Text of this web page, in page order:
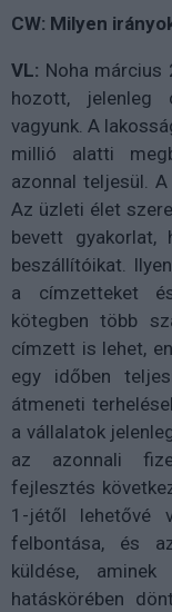
CW: Milyen
VL: Noha március
hozott, jelenleg
vagyunk. A
millió alatti
azonnal teljesül.
Az üzleti élet
bevett
beszállítóikat.
a címzetteket
kötegben több
címzett is lehet,
egy időben
átmeneti
a vállalatok
az azonnali
fejlesztés
1-jétől lehetővé
felbontása, és
küldése,
hatáskörében